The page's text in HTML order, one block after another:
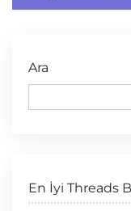
Ara
En İyi Threads